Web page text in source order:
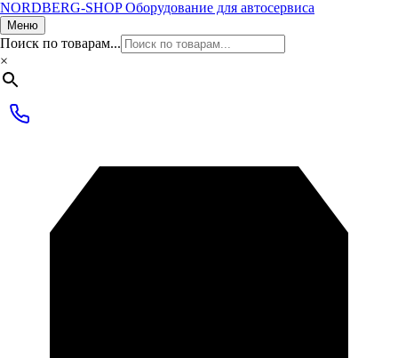
NORDBERG-SHOP Оборудование для автосервиса
Меню
Поиск по товарам...
×